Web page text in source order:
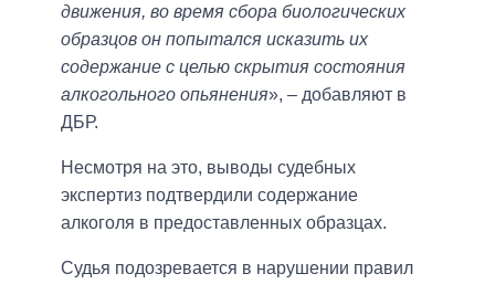
движения, во время сбора биологических
образцов он попытался исказить их
содержание с целью скрытия состояния
алкогольного опьянения», – добавляют в
ДБР.
Несмотря на это, выводы судебных
экспертиз подтвердили содержание
алкоголя в предоставленных образцах.
Судья подозревается в нарушении правил